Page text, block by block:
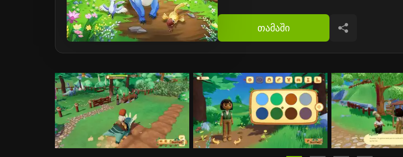
თამაში გაზიარება